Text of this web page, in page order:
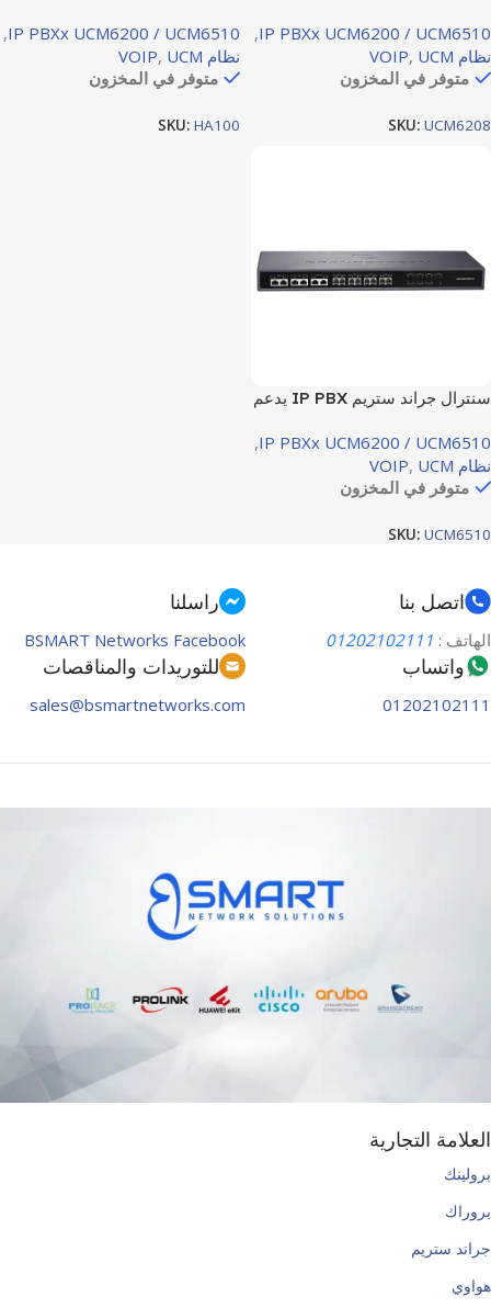
IP PBXx UCM6200 / UCM6510
,
نظام VOIP
, UCM
متوفر في المخزون
SKU: UCM6208
الاحتياط (High Availability)
IP PBXx UCM6200 / UCM6510
,
نظام VOIP
, UCM
متوفر في المخزون
SKU: HA100
سنترال جراند ستريم IP PBX يدعم
PRI.
IP PBXx UCM6200 / UCM6510
,
نظام VOIP
, UCM
متوفر في المخزون
SKU: UCM6510
اتصل بنا
الهاتف : 01202102111
راسلنا
BSMART Networks Facebook
واتساب
01202102111
للتوريدات والمناقصات
sales@bsmartnetworks.com
العلامة التجارية
برولينك
بروراك
جراند ستريم
هواوي